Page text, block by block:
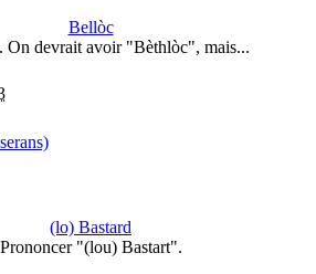
Bellòc
On devrait avoir "Bèthlòc", mais...
(lo) Bastard
Prononcer "(lou) Bastart".